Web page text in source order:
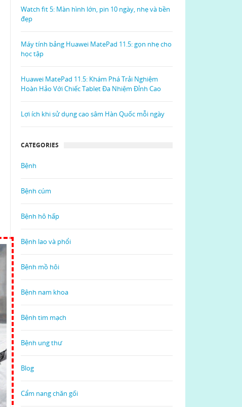
Watch fit 5: Màn hình lớn, pin 10 ngày, nhẹ và bền
đẹp
Máy tính bảng Huawei MatePad 11.5: gọn nhẹ cho
học tập
Huawei MatePad 11.5: Khám Phá Trải Nghiệm
Hoàn Hảo Với Chiếc Tablet Đa Nhiệm Đỉnh Cao
Lợi ích khi sử dụng cao sâm Hàn Quốc mỗi ngày
CATEGORIES
Bệnh
Bệnh cúm
Bệnh hô hấp
Bệnh lao và phổi
Bệnh mồ hôi
Bệnh nam khoa
Bệnh tim mạch
Bệnh ung thư
Blog
Cẩm nang chăn gối